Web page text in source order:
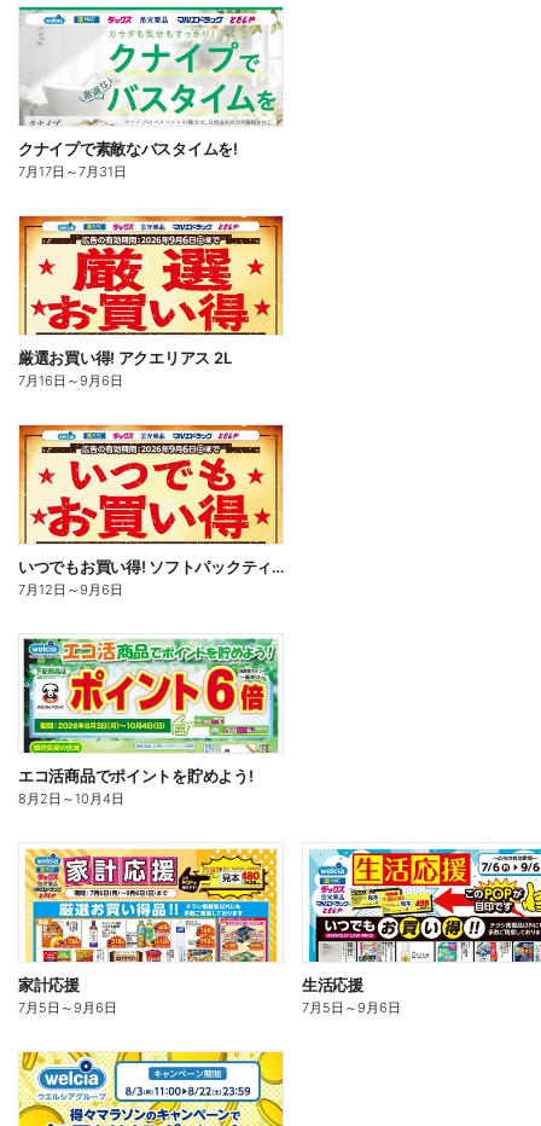
クナイプで素敵なバスタイムを!
7月17日 ～7月31日
厳選お買い得! アクエリアス 2L
7月16日 ～9月6日
いつでもお買い得! ソフトパックティッシュ
7月12日 ～9月6日
エコ活商品でポイントを貯めよう!
8月2日 ～10月4日
家計応援
7月5日 ～9月6日
生活応援
7月5日 ～9月6日